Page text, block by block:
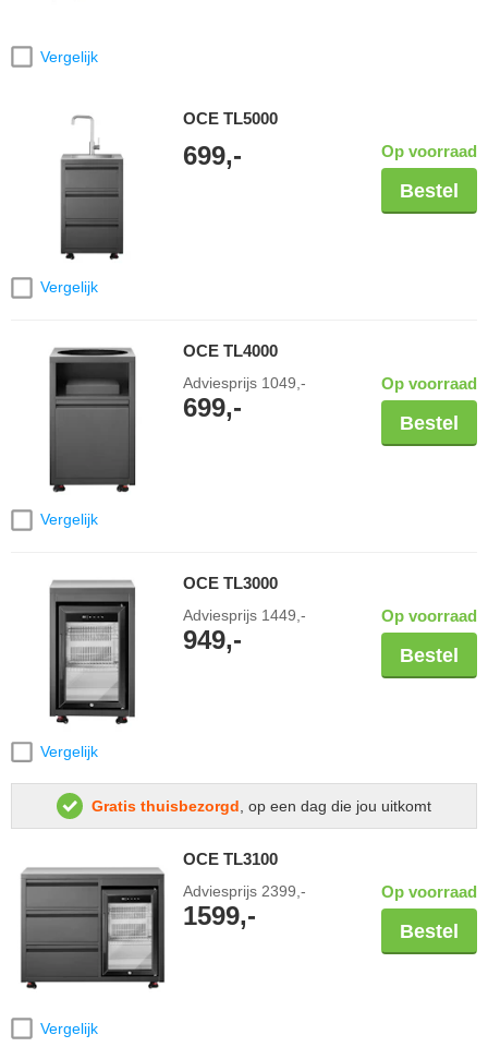
Vergelijk
Vergelijk
OCE TL5000
699,- Op voorraad
Bestel
Vergelijk
OCE TL4000
Adviesprijs 1049,-
699,-
Op voorraad
Bestel
Vergelijk
OCE TL3000
Adviesprijs 1449,-
949,-
Op voorraad
Bestel
Gratis thuisbezorgd, op een dag die jou uitkomt
Vergelijk
OCE TL3100
Adviesprijs 2399,-
1599,-
Op voorraad
Bestel